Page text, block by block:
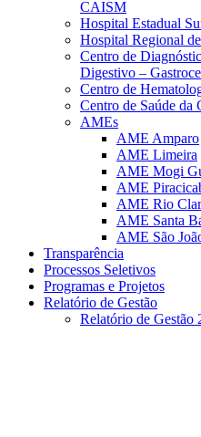
CAISM
Hospital Estadual
Hospital Regional
Centro de
Digestivo –
Centro de
Centro de Saúde
AMEs
AME Amparo
AME Limeira
AME Mogi
AME
AME Rio
AME Santa
AME São
Transparência
Processos Seletivos
Programas e Projetos
Relatório de Gestão
Relatório de Gestão